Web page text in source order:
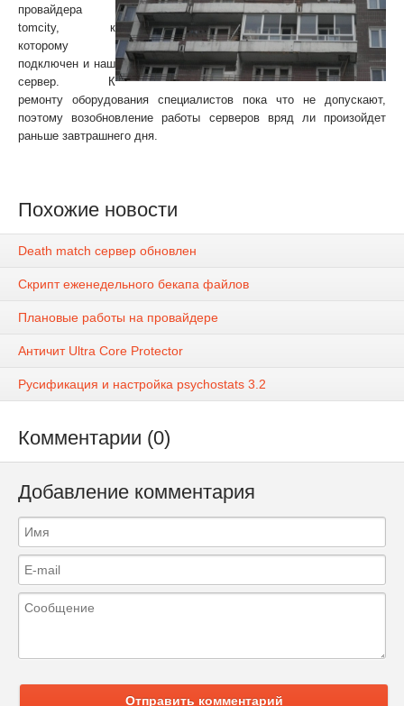
провайдера
tomcity, к
которому
подключен и наш
сервер. К
ремонту оборудования специалистов пока что не допускают,
поэтому возобновление работы серверов вряд ли произойдет
раньше завтрашнего дня.
Похожие новости
Death match сервер обновлен
Скрипт еженедельного бекапа файлов
Плановые работы на провайдере
Античит Ultra Core Protector
Русификация и настройка psychostats 3.2
Комментарии (0)
Добавление комментария
Отправить комментарий